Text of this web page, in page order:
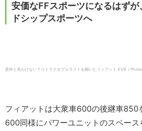
安価なFFスポーツになるはずが
ドシップスポーツへ
意外と見かけない？リトラクタブルライトを開いたフィアット X1/9 /
フィアットは大衆車600の後継車850
600同様にパワーユニットのスペース